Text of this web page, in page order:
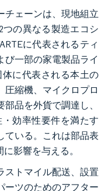
チェーンは、現地組立
の異なる製造エコシ
に代表されるティ
び一部の家電製品ライ
体に代表される本土の
圧縮機、マイクロプロ
品を外貨で調達し、
効率性要件を満たす
ている。これは部品表
影響を与える。
ストマイル配送、設置
ーツのためのアフター